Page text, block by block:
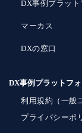
DX事例プラット
マーカス
DXの窓口
DX事例プラットフ
利用規約（一般
プライバシーポ